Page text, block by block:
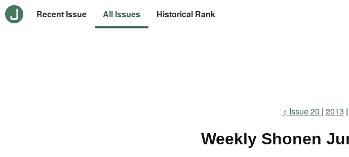
Recent Issue All Issues Historical Rank
Issue 20 2013
Weekly Shonen